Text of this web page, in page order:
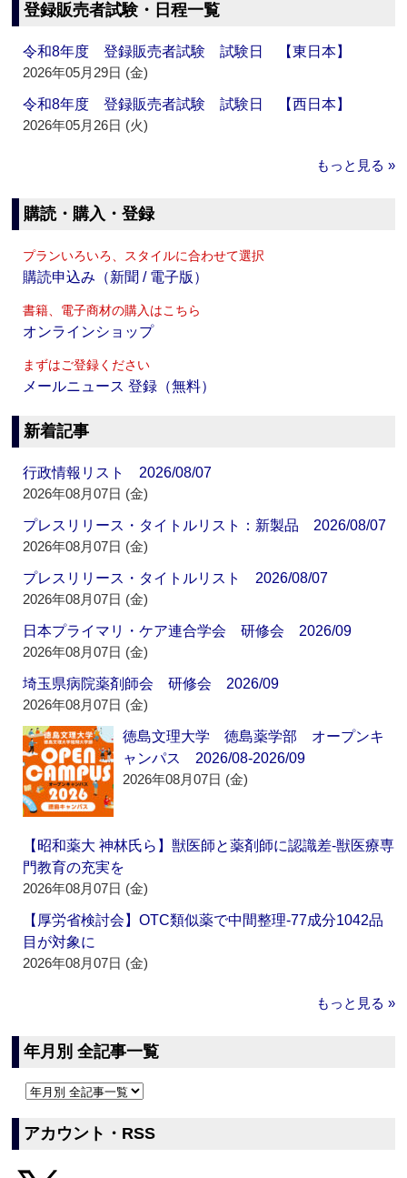
登録販売者試験・日程一覧
令和8年度 登録販売者試験 試験日 【東日本】
2026年05月29日 (金)
令和8年度 登録販売者試験 試験日 【西日本】
2026年05月26日 (火)
もっと見る »
購読・購入・登録
プランいろいろ、スタイルに合わせて選択
購読申込み（新聞 / 電子版）
書籍、電子商材の購入はこちら
オンラインショップ
まずはご登録ください
メールニュース 登録（無料）
新着記事
行政情報リスト 2026/08/07
2026年08月07日 (金)
プレスリリース・タイトルリスト：新製品 2026/08/07
2026年08月07日 (金)
プレスリリース・タイトルリスト 2026/08/07
2026年08月07日 (金)
日本プライマリ・ケア連合学会 研修会 2026/09
2026年08月07日 (金)
埼玉県病院薬剤師会 研修会 2026/09
2026年08月07日 (金)
徳島文理大学 徳島薬学部 オープンキ
ャンパス 2026/08-2026/09
2026年08月07日 (金)
【昭和薬大 神林氏ら】獣医師と薬剤師に認識差‐獣医療専
門教育の充実を
2026年08月07日 (金)
【厚労省検討会】OTC類似薬で中間整理‐77成分1042品
目が対象に
2026年08月07日 (金)
もっと見る »
年月別 全記事一覧
アカウント・RSS